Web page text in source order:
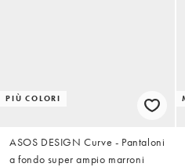
PIÙ COLORI
ASOS DESIGN Curve - Pantaloni
a fondo super ampio marroni